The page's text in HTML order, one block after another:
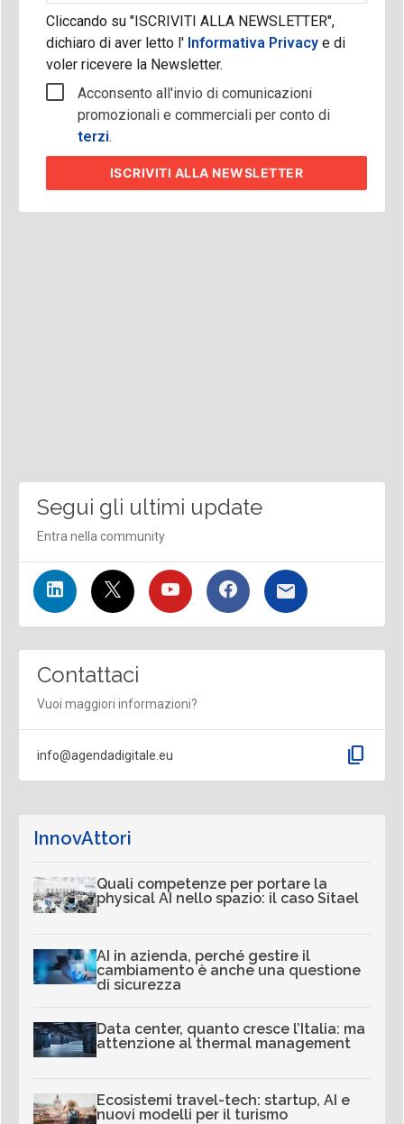
Cliccando su "ISCRIVITI ALLA NEWSLETTER",
dichiaro di aver letto l'Informativa Privacy e di
voler ricevere la Newsletter.
Acconsento all'invio di comunicazioni
promozionali e commerciali per conto di
terzi.
ISCRIVITI ALLA NEWSLETTER
Segui gli ultimi update
Entra nella community
Contattaci
Vuoi maggiori informazioni?
info@agendadigitale.eu content_copy
InnovAttori
Quali competenze per portare la
physical AI nello spazio: il caso Sitael
AI in azienda, perché gestire il
cambiamento è anche una questione
di sicurezza
Data center, quanto cresce l’Italia: ma
attenzione al thermal management
Ecosistemi travel-tech: startup, AI e
nuovi modelli per il turismo